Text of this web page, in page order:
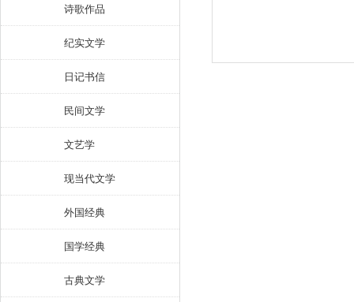
诗歌作品
纪实文学
日记书信
民间文学
文艺学
现当代文学
外国经典
国学经典
古典文学